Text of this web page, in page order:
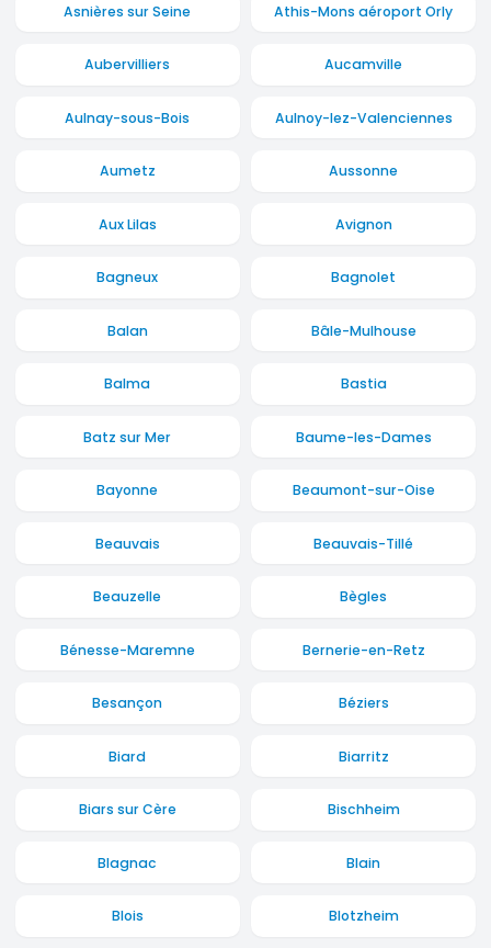
Asnières sur Seine Athis-Mons aéroport Orly
Aubervilliers Aucamville
Aulnay-sous-Bois Aulnoy-lez-Valenciennes
Aumetz Aussonne
Aux Lilas Avignon
Bagneux Bagnolet
Balan Bâle-Mulhouse
Balma Bastia
Batz sur Mer Baume-les-Dames
Bayonne Beaumont-sur-Oise
Beauvais Beauvais-Tillé
Beauzelle Bègles
Bénesse-Maremne Bernerie-en-Retz
Besançon Béziers
Biard Biarritz
Biars sur Cère Bischheim
Blagnac Blain
Blois Blotzheim